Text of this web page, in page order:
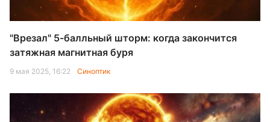
"Врезал" 5-балльный шторм: когда закончится
затяжная магнитная буря
9 мая 2025, 16:22 Синоптик